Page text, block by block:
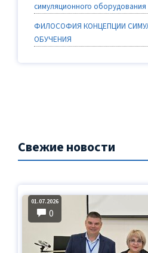
симуляционного оборудования
ФИЛОСОФИЯ КОНЦЕПЦИИ
ОБУЧЕНИЯ
Свежие новости
01.07.2026
0